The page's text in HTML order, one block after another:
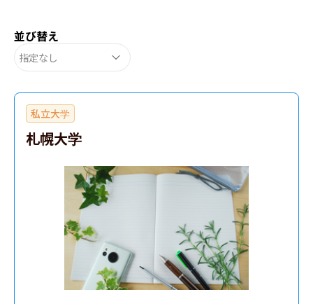
並び替え
指定なし
私立大学
札幌大学